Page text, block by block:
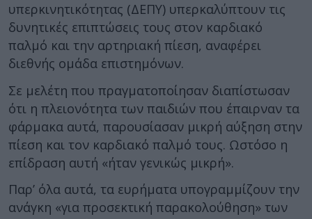
υπερκινητικότητας (ΔΕΠΥ) υπερκαλύπτουν τις
δυνητικές επιπτώσεις τους στον καρδιακό
παλμό και την αρτηριακή πίεση, αναφέρει
διεθνής ομάδα επιστημόνων.
Σε μελέτη που πραγματοποίησαν διαπίστωσαν
ότι η πλειονότητα των παιδιών που έπαιρναν τα
φάρμακα αυτά, παρουσίασαν μικρή αύξηση στην
πίεση και τον καρδιακό παλμό τους. Ωστόσο η
επίδραση αυτή «ήταν γενικώς μικρή».
Παρ’ όλα αυτά, τα ευρήματα υπογραμμίζουν την
ανάγκη «για προσεκτική παρακολούθηση» των